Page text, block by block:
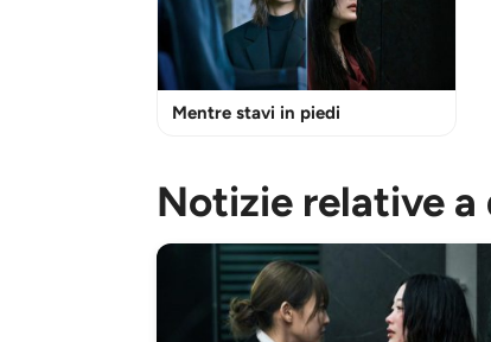
Mentre stavi in piedi
Notizie relative